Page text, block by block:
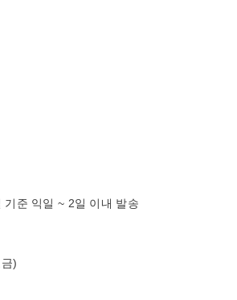
기준 익일 ~ 2일 이내 발송
)